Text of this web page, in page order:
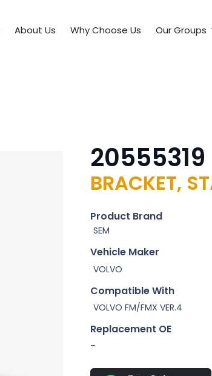
About Us Why Choose Us Our Groups
20555319
BRACKET,
Product Brand
SEM
Vehicle Maker
VOLVO
Compatible With
VOLVO FM/FMX VER.4
Replacement OE
–